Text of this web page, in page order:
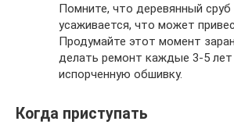
Помните, что деревянный сруб
усаживается, что может
Продумайте этот момент
делать ремонт каждые 3-5 лет
испорченную обшивку.
Когда приступать